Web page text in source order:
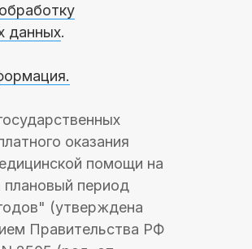
данных.
оказания
помощи на
плановый период
(утверждена
Правительства РФ